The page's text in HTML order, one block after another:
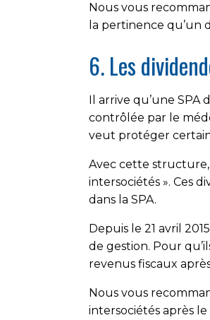
Nous vous
la pertinence qu’un
6. Les
Il arrive qu’une
contrôlée par le
veut protéger
Avec cette structure,
intersociétés ». Ces
dans la SPA.
Depuis le 21 avril
de gestion. Pour
revenus fiscaux
Nous vous
intersociétés après